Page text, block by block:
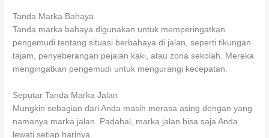
Tanda Marka Bahaya
Tanda marka bahaya digunakan untuk memperingatkan
pengemudi tentang situasi berbahaya di jalan, seperti tikungan
tajam, penyeberangan pejalan kaki, atau zona sekolah. Mereka
mengingatkan pengemudi untuk mengurangi kecepatan.
Seputar Tanda Marka Jalan
Mungkin sebagian dari Anda masih merasa asing dengan yang
namanya marka jalan. Padahal, marka jalan bisa saja Anda
lewati setiap harinya.